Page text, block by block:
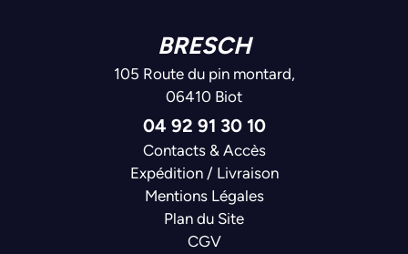
BRESCH
105 Route du pin montard,
06410 Biot
04 92 91 30 10
Contacts & Accès
Expédition / Livraison
Mentions Légales
Plan du Site
CGV